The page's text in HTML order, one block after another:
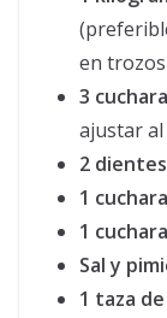
en
3
ajustar
2
1
1
Sal y
1 taza